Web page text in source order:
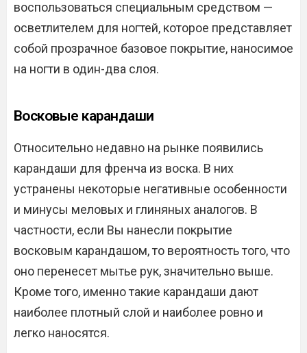
воспользоваться специальным средством —
осветлителем для ногтей, которое представляет
собой прозрачное базовое покрытие, наносимое
на ногти в один-два слоя.
Восковые карандаши
Относительно недавно на рынке появились
карандаши для френча из воска. В них
устранены некоторые негативные особенности
и минусы меловых и глиняных аналогов. В
частности, если Вы нанесли покрытие
восковым карандашом, то вероятность того, что
оно перенесет мытье рук, значительно выше.
Кроме того, именно такие карандаши дают
наиболее плотный слой и наиболее ровно и
легко наносятся.